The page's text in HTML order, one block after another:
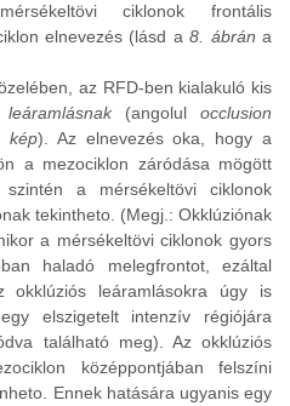
ciklonok frontális
elnevezés (lásd a8. ábrán a
az RFD-ben kialakuló kis
(angolul occlusion
kép). Az elnevezés oka, hogy a
a mezociklon záródása mögött
a mérsékeltövi ciklonok
tekintheto. (Megj.: Okklúziónak
a mérsékeltövi ciklonok gyors
haladó melegfrontot, ezáltal
okklúziós leáramlásokra úgy is
elszigetelt intenzív régiójára
található meg). Az okklúziós
középpontjában felszíni
Ennek hatására ugyanis egy